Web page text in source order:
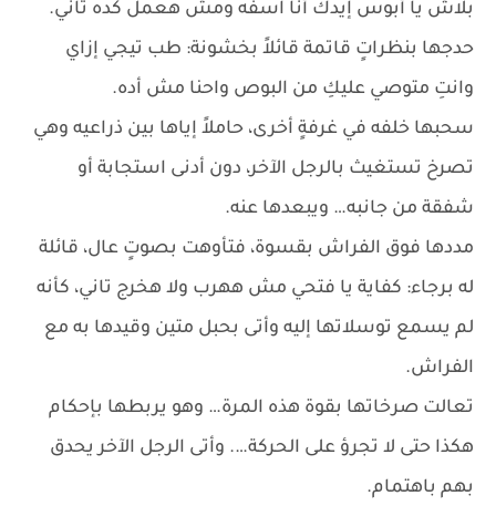
بلاش يا أبوس إيدك أنا آسفه ومش هعمل كده تاني.
حدجها بنظراتٍ قاتمة قائلاً بخشونة: طب تيجي إزاي
وانتِ متوصي عليكِ من البوص واحنا مش أده.
سحبها خلفه في غرفةٍ أخرى، حاملاً إياها بين ذراعيه وهي
تصرخ تستغيث بالرجل الآخر، دون أدنى استجابة أو
شفقة من جانبه… ويبعدها عنه.
مددها فوق الفراش بقسوة، فتأوهت بصوتٍ عال، قائلة
له برجاء: كفاية يا فتحي مش ههرب ولا هخرج تاني، كأنه
لم يسمع توسلاتها إليه وأتى بحبل متين وقيدها به مع
الفراش.
تعالت صرخاتها بقوة هذه المرة… وهو يربطها بإحكام
هكذا حتى لا تجرؤ على الحركة…. وأتى الرجل الآخر يحدق
بهم باهتمام.